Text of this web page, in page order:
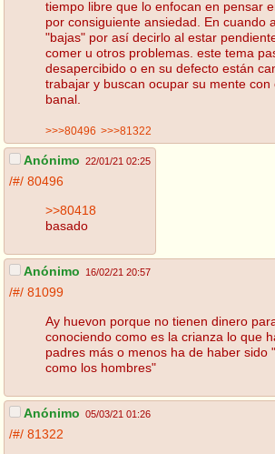
tiempo libre que lo enfocan en pensar
por consiguiente ansiedad. En cuando
"bajas" por así decirlo al estar
comer u otros problemas. este tema
desapercibido o en su defecto están
trabajar y buscan ocupar su mente con
banal.
>>>80496 >>>81322
Anónimo 22/01/21 02:25
/#/ 80496
>>80418
basado
Anónimo 16/02/21 20:57
/#/ 81099
Ay huevon porque no tienen dinero
conociendo como es la crianza lo que
padres más o menos ha de haber sido
como los hombres"
Anónimo 05/03/21 01:26
/#/ 81322